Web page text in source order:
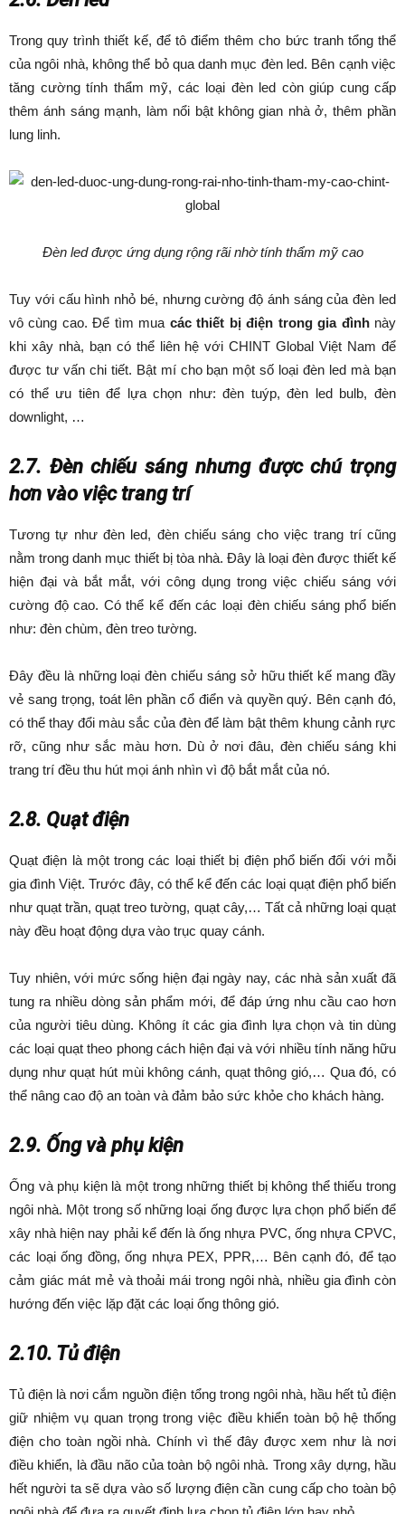
Trong quy trình thiết kế, để tô điểm thêm cho bức tranh tổng thể
của ngôi nhà, không thể bỏ qua danh mục đèn led. Bên cạnh việc
tăng cường tính thẩm mỹ, các loại đèn led còn giúp cung cấp
thêm ánh sáng mạnh, làm nổi bật không gian nhà ở, thêm phần
lung linh.
Đèn led được ứng dụng rộng rãi nhờ tính thẩm mỹ cao
Tuy với cấu hình nhỏ bé, nhưng cường độ ánh sáng của đèn led
vô cùng cao. Để tìm mua các thiết bị điện trong gia đình này
khi xây nhà, bạn có thể liên hệ với CHINT Global Việt Nam để
được tư vấn chi tiết. Bật mí cho bạn một số loại đèn led mà bạn
có thể ưu tiên để lựa chọn như: đèn tuýp, đèn led bulb, đèn
downlight, …
2.7. Đèn chiếu sáng nhưng được chú trọng
hơn vào việc trang trí
Tương tự như đèn led, đèn chiếu sáng cho việc trang trí cũng
nằm trong danh mục thiết bị tòa nhà. Đây là loại đèn được thiết kế
hiện đại và bắt mắt, với công dụng trong việc chiếu sáng với
cường độ cao. Có thể kể đến các loại đèn chiếu sáng phổ biến
như: đèn chùm, đèn treo tường.
Đây đều là những loại đèn chiếu sáng sở hữu thiết kế mang đầy
vẻ sang trọng, toát lên phần cổ điển và quyền quý. Bên cạnh đó,
có thể thay đổi màu sắc của đèn để làm bật thêm khung cảnh rực
rỡ, cũng như sắc màu hơn. Dù ở nơi đâu, đèn chiếu sáng khi
trang trí đều thu hút mọi ánh nhìn vì độ bắt mắt của nó.
2.8. Quạt điện
Quạt điện là một trong các loại thiết bị điện phổ biến đối với mỗi
gia đình Việt. Trước đây, có thể kể đến các loại quạt điện phổ biến
như quạt trần, quạt treo tường, quạt cây,… Tất cả những loại quạt
này đều hoạt động dựa vào trục quay cánh.
Tuy nhiên, với mức sống hiện đại ngày nay, các nhà sản xuất đã
tung ra nhiều dòng sản phẩm mới, để đáp ứng nhu cầu cao hơn
của người tiêu dùng. Không ít các gia đình lựa chọn và tin dùng
các loại quạt theo phong cách hiện đại và với nhiều tính năng hữu
dụng như quạt hút mùi không cánh, quạt thông gió,… Qua đó, có
thể nâng cao độ an toàn và đảm bảo sức khỏe cho khách hàng.
2.9. Ống và phụ kiện
Ống và phụ kiện là một trong những thiết bị không thể thiếu trong
ngôi nhà. Một trong số những loại ống được lựa chọn phổ biến để
xây nhà hiện nay phải kể đến là ống nhựa PVC, ống nhựa CPVC,
các loại ống đồng, ống nhựa PEX, PPR,… Bên cạnh đó, để tạo
cảm giác mát mẻ và thoải mái trong ngôi nhà, nhiều gia đình còn
hướng đến việc lặp đặt các loại ống thông gió.
2.10. Tủ điện
Tủ điện là nơi cắm nguồn điện tổng trong ngôi nhà, hầu hết tủ điện
giữ nhiệm vụ quan trọng trong việc điều khiển toàn bộ hệ thống
điện cho toàn ngồi nhà. Chính vì thế đây được xem như là nơi
điều khiển, là đầu não của toàn bộ ngôi nhà. Trong xây dựng, hầu
hết người ta sẽ dựa vào số lượng điện cần cung cấp cho toàn bộ